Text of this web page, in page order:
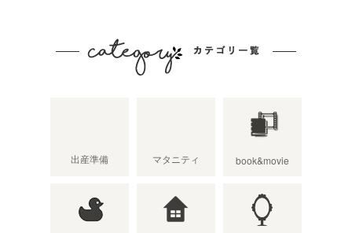
出産準備 マタニティ book&movie